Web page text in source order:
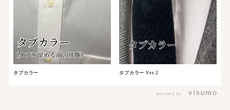
タブカラー タブカラー Ver.2
powered by